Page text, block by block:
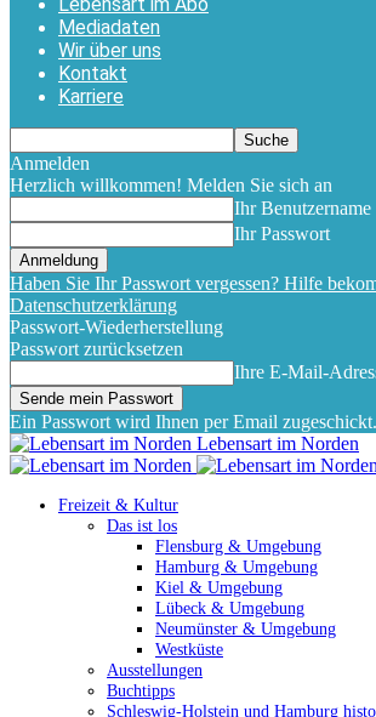
Mediadaten
Wir über uns
Kontakt
Karriere
Anmelden
Herzlich willkommen! Melden Sie sich an
Ihr Benutzername
Ihr Passwort
Haben Sie Ihr Passwort vergessen? Hilfe
Datenschutzerklärung
Passwort-Wiederherstellung
Passwort zurücksetzen
Ihre E-Mail-
Ein Passwort wird Ihnen per Email zugeschickt.
Lebensart im Norden
Freizeit & Kultur
Das ist los
Flensburg & Umgebung
Hamburg & Umgebung
Kiel & Umgebung
Lübeck & Umgebung
Neumünster & Umgebung
Westküste
Ausstellungen
Buchtipps
Schleswig-Holstein und Hamburg